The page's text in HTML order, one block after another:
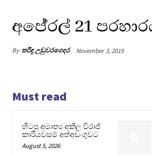
අපේ‍්‍රල් 21
By තරිඳු උඩුවරගෙදර November 3, 2019
Must read
හිටපු අමාත්‍ය අකිල විරාජ්
කාරියවසම් අත්අඩංගුවට
August 5, 2026